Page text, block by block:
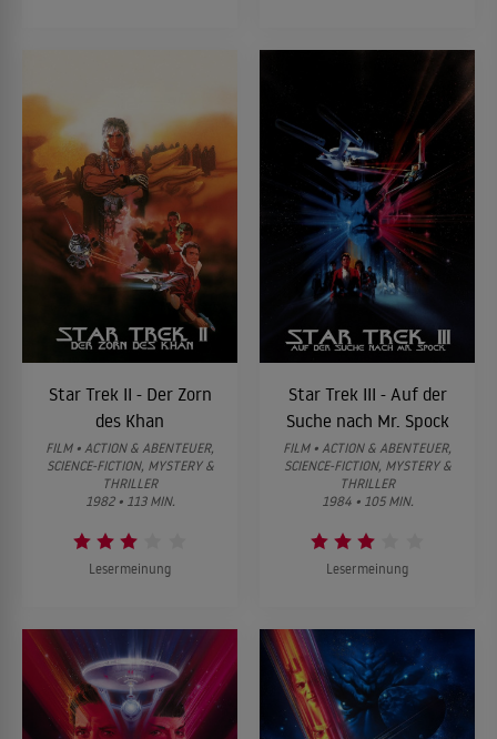
Star Trek II - Der Zorn
des Khan
FILM • ACTION & ABENTEUER,
SCIENCE-FICTION, MYSTERY &
THRILLER
1982 • 113 MIN.
Lesermeinung
Star Trek III - Auf der
Suche nach Mr. Spock
FILM • ACTION & ABENTEUER,
SCIENCE-FICTION, MYSTERY &
THRILLER
1984 • 105 MIN.
Lesermeinung